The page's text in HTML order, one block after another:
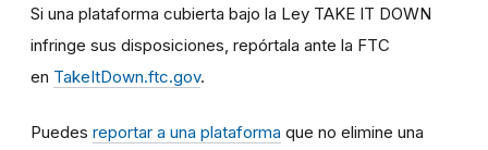
Si una plataforma cubierta bajo la Ley TAKE IT DOWN
infringe sus disposiciones, repórtala ante la FTC
en TakeItDown.ftc.gov.
Puedes reportar a una plataforma que no elimine una